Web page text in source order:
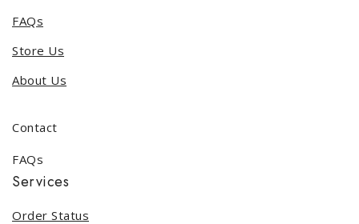
FAQs
Store Us
About Us
Contact
FAQs
Services
Order Status